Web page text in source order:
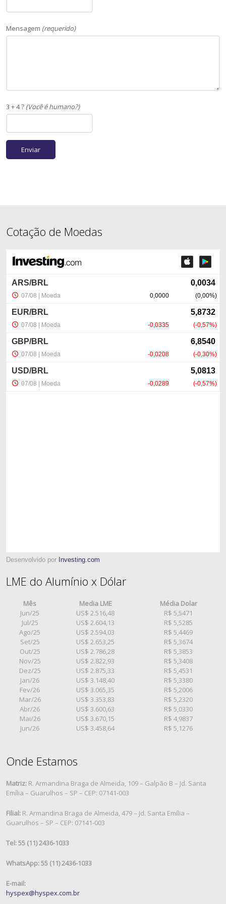
Mensagem (requerido)
3 + 4 ? (Você é humano?)
Cotação de Moedas
Desenvolvido por Investing.com
LME do Alumínio x Dólar
Mês Media LME
Média Dolar
Jun/25
US$ 2.516,48
R$ 5,5471
Jul/25
US$ 2.604,13
R$ 5,5285
Ago/25
US$ 2.594,03
R$ 5,4469
Set/25
US$ 2.653,25
R$ 5,3674
Out/25
US$ 2.786,28
R$ 5,3853
Nov/25
US$ 2.822,93
R$ 5,3408
Dez/25
US$ 2.875,33
R$ 5,4531
Jan/26
US$ 3.148,40
R$ 5,3380
Fev/26
US$ 3.065,35
R$ 5,2006
Mar/26
US$ 3.353,83
R$ 5,2320
Abr/26
US$ 3.600,63
R$ 5,0330
Mai/26
US$ 3.670,15
R$ 4,9837
Jun/26
US$ 3.458,64 R$ 5,1276
Onde Estamos
Matriz: R. Armandina Braga de Almeida, 109 – Galpão B – Jd. Santa
Emília – Guarulhos – SP – CEP: 07141-003
Filial: R. Armandina Braga de Almeida, 479 – Jd. Santa Emília –
Guarulhos – SP – CEP: 07141-003
Tel: 55 (11) 2436-1033
WhatsApp: 55 (11) 2436-1033
E-mail:
hyspex@hyspex.com.br